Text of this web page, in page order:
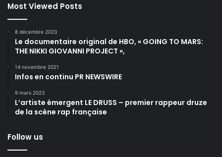
Most Viewed Posts
8 décembre 2023
Le documentaire original de HBO, « GOING TO MARS:
THE NIKKI GIOVANNI PROJECT »,
14 novembre 2021
Infos en continu PR NEWSWIRE
9 mars 2023
L’artiste émergent LE DRUSS – premier rappeur druze
de la scène rap française
Follow us